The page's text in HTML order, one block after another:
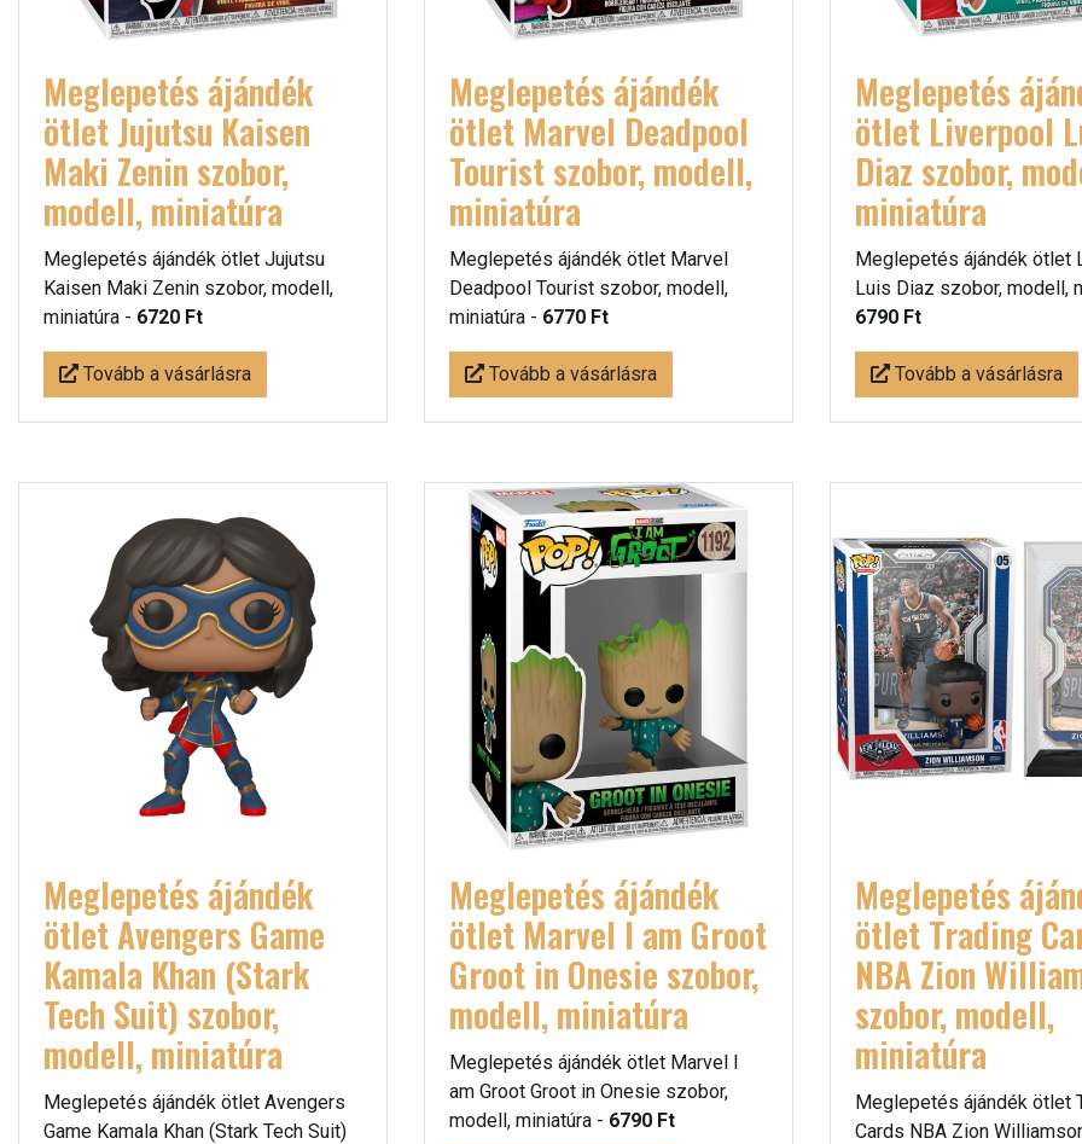
Meglepetés ájándék
ötlet Jujutsu Kaisen
Maki Zenin szobor,
modell, miniatúra
Meglepetés ájándék ötlet Jujutsu
Kaisen Maki Zenin szobor, modell,
miniatúra - 6720 Ft
Tovább a vásárlásra
Meglepetés ájándék
ötlet Marvel Deadpool
Tourist szobor, modell,
miniatúra
Meglepetés ájándék ötlet Marvel
Deadpool Tourist szobor, modell,
miniatúra - 6770 Ft
Tovább a vásárlásra
Meglepetés
ötlet Liverpool
Diaz szobor,
miniatúra
Meglepetés ájándék ötlet
Luis Diaz szobor, modell,
6790 Ft
Tovább a vásárlásra
Meglepetés ájándék
ötlet Avengers Game
Kamala Khan (Stark
Tech Suit) szobor,
modell, miniatúra
Meglepetés ájándék ötlet Avengers
Game Kamala Khan (Stark Tech Suit)
Meglepetés ájándék
ötlet Marvel I am Groot
Groot in Onesie szobor,
modell, miniatúra
Meglepetés ájándék ötlet Marvel I
am Groot Groot in Onesie szobor,
modell, miniatúra - 6790 Ft
Meglepetés
ötlet Trading
NBA Zion
szobor, modell,
miniatúra
Meglepetés ájándék ötlet
Cards NBA Zion